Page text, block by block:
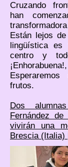
Cruzando
han
Están lejos
lingüística es
centro y
frutos.
Dos
Fernández
vivirán una
Brescia (Italia)